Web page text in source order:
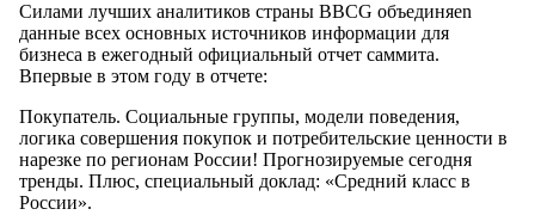
Силами лучших аналитиков страны BBCG объединяеn
данные всех основных источников информации для
бизнеса в ежегодный официальный отчет саммита.
Впервые в этом году в отчете:
Покупатель. Социальные группы, модели поведения,
логика совершения покупок и потребительские ценности в
нарезке по регионам России! Прогнозируемые сегодня
тренды. Плюс, специальный доклад: «Средний класс в
России».